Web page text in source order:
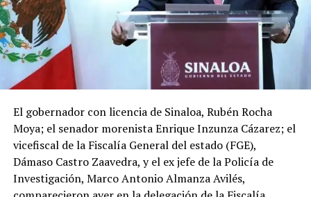
El gobernador con licencia de Sinaloa, Rubén Rocha
Moya; el senador morenista Enrique Inzunza Cázarez; el
vicefiscal de la Fiscalía General del estado (FGE),
Dámaso Castro Zaavedra, y el ex jefe de la Policía de
Investigación, Marco Antonio Almanza Avilés,